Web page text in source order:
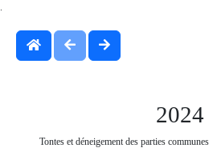
.
2024
Tontes et déneigement des parties communes